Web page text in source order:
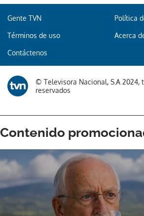
Gente TVN Política
Términos de uso Acerca
Contáctenos
© Televisora Nacional, S.A 2024,
reservados